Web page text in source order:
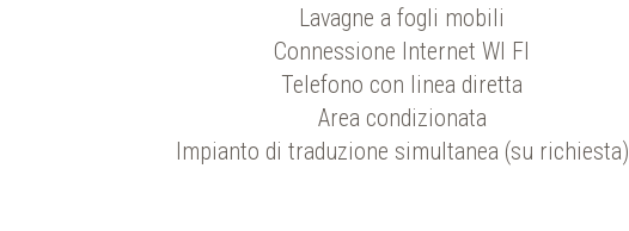
Lavagne a fogli mobili
Connessione Internet WI FI
Telefono con linea diretta
Area condizionata
Impianto di traduzione simultanea (su richiesta)